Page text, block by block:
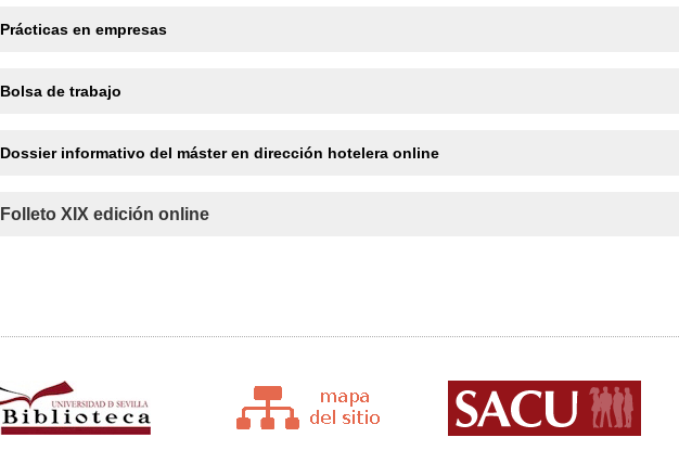
Prácticas en empresas
Bolsa de trabajo
Dossier informativo del máster en dirección hotelera online
Folleto XIX edición online